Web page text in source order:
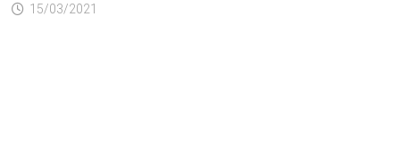
15/03/2021